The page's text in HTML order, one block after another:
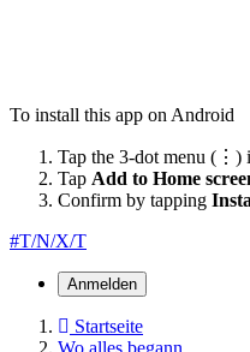
To install this app on Android
Tap the 3-dot menu (⋮)
Tap Add to Home
Confirm by tapping
#T/N/X/T
Anmelden
Startseite
Wo alles begann